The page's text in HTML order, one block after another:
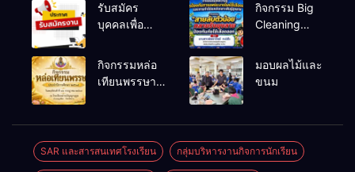
รับสมัคร
บุคคลเพื่อ
เลือกสรรเป็น
พนักงาน
กิจกรรม Big
Cleaning
ป้องกันโรคไข้
กิจกรรมหล่อ
เทียนพรรษา
มอบผลไม้และ
ขนม
SAR และสารสนเทศโรงเรียน กลุ่มบริหารงานกิจการนักเรียน